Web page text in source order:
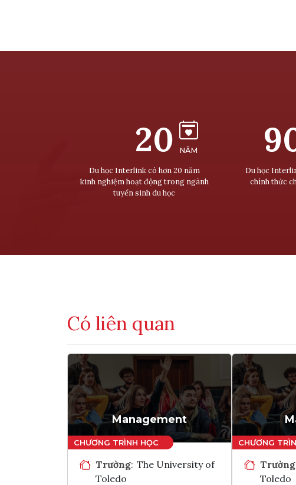
20 NĂM
Du học Interlink có hơn 20 năm
kinh nghiệm hoạt động trong ngành
tuyển sinh du học
Du học
chính thức
Có liên quan
Management
Trường: The University of
Toledo
Trường
Toledo